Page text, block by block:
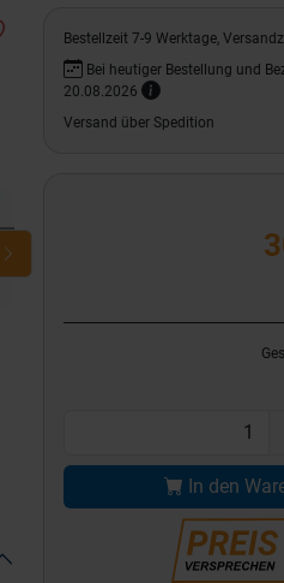
Bestellzeit 7-9 Werktage,
Bei heutiger Bestellung und
20.08.2026
Versand über Spedition
In den